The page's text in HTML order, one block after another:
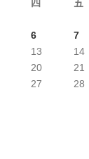
四 五
6 7
13 14
20 21
27 28